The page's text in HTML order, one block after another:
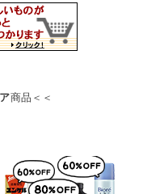
商品＜＜